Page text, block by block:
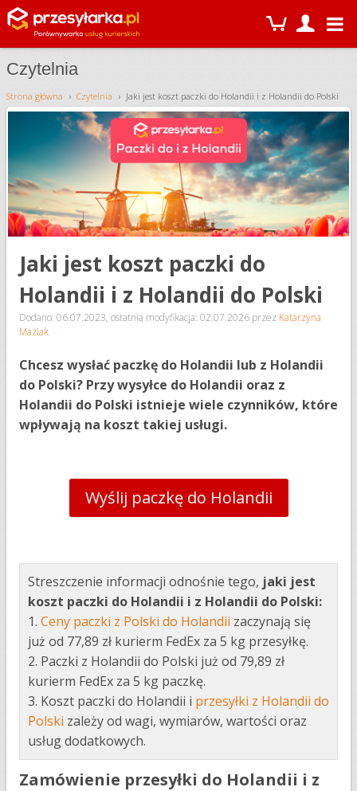
Czytelnia
Strona główna Czytelnia Jaki jest koszt paczki do Holandii i z Holandii do Polski
Jaki jest koszt paczki do
Holandii i z Holandii do Polski
Dodano: 06.07.2023, ostatnia modyfikacja: 02.07.2026 przez Katarzyna
Maziak
Chcesz wysłać paczkę do Holandii lub z Holandii
do Polski? Przy wysyłce do Holandii oraz z
Holandii do Polski istnieje wiele czynników, które
wpływają na koszt takiej usługi.
Wyślij paczkę do Holandii
Streszczenie informacji odnośnie tego, jaki jest
koszt paczki do Holandii i z Holandii do Polski:
1. Ceny paczki z Polski do Holandii zaczynają się
już od 77,89 zł kurierm FedEx za 5 kg przesyłkę.
2. Paczki z Holandii do Polski już od 79,89 zł
kurierm FedEx za 5 kg paczkę.
3. Koszt paczki do Holandii i przesyłki z Holandii do
Polski zależy od wagi, wymiarów, wartości oraz
usług dodatkowych.
Zamówienie przesyłki do Holandii i z